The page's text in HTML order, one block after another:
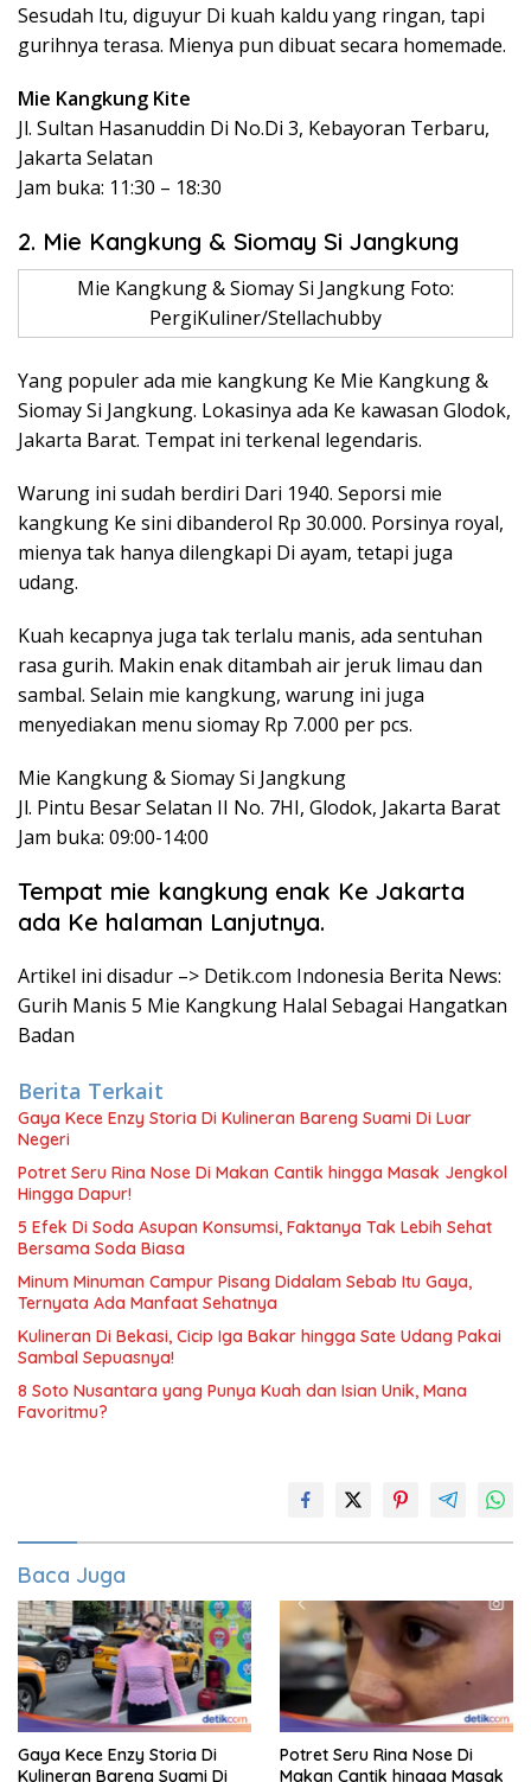
Sesudah Itu, diguyur Di kuah kaldu yang ringan, tapi
gurihnya terasa. Mienya pun dibuat secara homemade.
Mie Kangkung Kite
Jl. Sultan Hasanuddin Di No.Di 3, Kebayoran Terbaru,
Jakarta Selatan
Jam buka: 11:30 – 18:30
2. Mie Kangkung & Siomay Si Jangkung
Mie Kangkung & Siomay Si Jangkung Foto:
PergiKuliner/Stellachubby
Yang populer ada mie kangkung Ke Mie Kangkung &
Siomay Si Jangkung. Lokasinya ada Ke kawasan Glodok,
Jakarta Barat. Tempat ini terkenal legendaris.
Warung ini sudah berdiri Dari 1940. Seporsi mie
kangkung Ke sini dibanderol Rp 30.000. Porsinya royal,
mienya tak hanya dilengkapi Di ayam, tetapi juga
udang.
Kuah kecapnya juga tak terlalu manis, ada sentuhan
rasa gurih. Makin enak ditambah air jeruk limau dan
sambal. Selain mie kangkung, warung ini juga
menyediakan menu siomay Rp 7.000 per pcs.
Mie Kangkung & Siomay Si Jangkung
Jl. Pintu Besar Selatan II No. 7HI, Glodok, Jakarta Barat
Jam buka: 09:00-14:00
Tempat mie kangkung enak Ke Jakarta
ada Ke halaman Lanjutnya.
Artikel ini disadur –> Detik.com Indonesia Berita News:
Gurih Manis 5 Mie Kangkung Halal Sebagai Hangatkan
Badan
Berita Terkait
Gaya Kece Enzy Storia Di Kulineran Bareng Suami Di Luar
Negeri
Potret Seru Rina Nose Di Makan Cantik hingga Masak Jengkol
Hingga Dapur!
5 Efek Di Soda Asupan Konsumsi, Faktanya Tak Lebih Sehat
Bersama Soda Biasa
Minum Minuman Campur Pisang Didalam Sebab Itu Gaya,
Ternyata Ada Manfaat Sehatnya
Kulineran Di Bekasi, Cicip Iga Bakar hingga Sate Udang Pakai
Sambal Sepuasnya!
8 Soto Nusantara yang Punya Kuah dan Isian Unik, Mana
Favoritmu?
Baca Juga
Gaya Kece Enzy Storia Di
Kulineran Bareng Suami Di
Potret Seru Rina Nose Di
Makan Cantik hingga Masak